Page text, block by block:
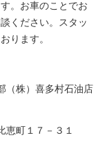
。お車のことでお
ください。スタッ
ります。
（株）喜多村石油店
恵町１７－３１